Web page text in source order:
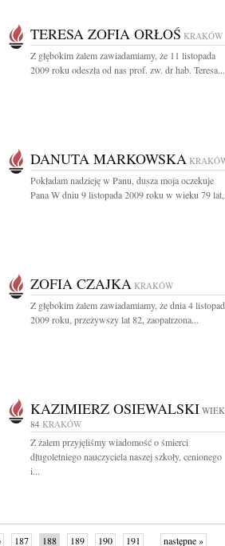
TERESA ZOFIA ORŁOŚ KRAKÓW
Z głębokim żalem zawiadamiamy, że 11 listopada
2009 roku odeszła od nas prof. zw. dr hab. Teresa...
DANUTA MARKOWSKA
Pokładam nadzieję w Panu, dusza moja oczekuje
Pana W dniu 9 listopada 2009 roku w wieku 79
ZOFIA CZAJKA KRAKÓW
Z głębokim żalem zawiadamiamy, że dnia 4
2009 roku, przeżywszy lat 82, zaopatrzona...
KAZIMIERZ OSIEWALSKI
84 KRAKÓW
Z żalem przyjęliśmy wiadomość o śmierci
długoletniego nauczyciela naszej szkoły, cenionego
i...
187 188 189 190 191 następne »